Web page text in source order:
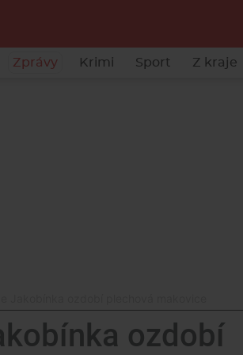
Zprávy Krimi Sport Z kraje
ozdobí